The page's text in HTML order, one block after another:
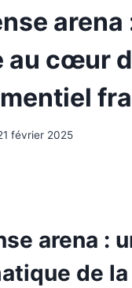
arena
au cœur
février 2025
arena :
de